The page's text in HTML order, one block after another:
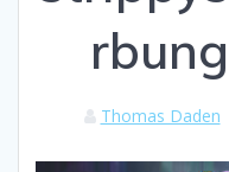
Thomas Daden